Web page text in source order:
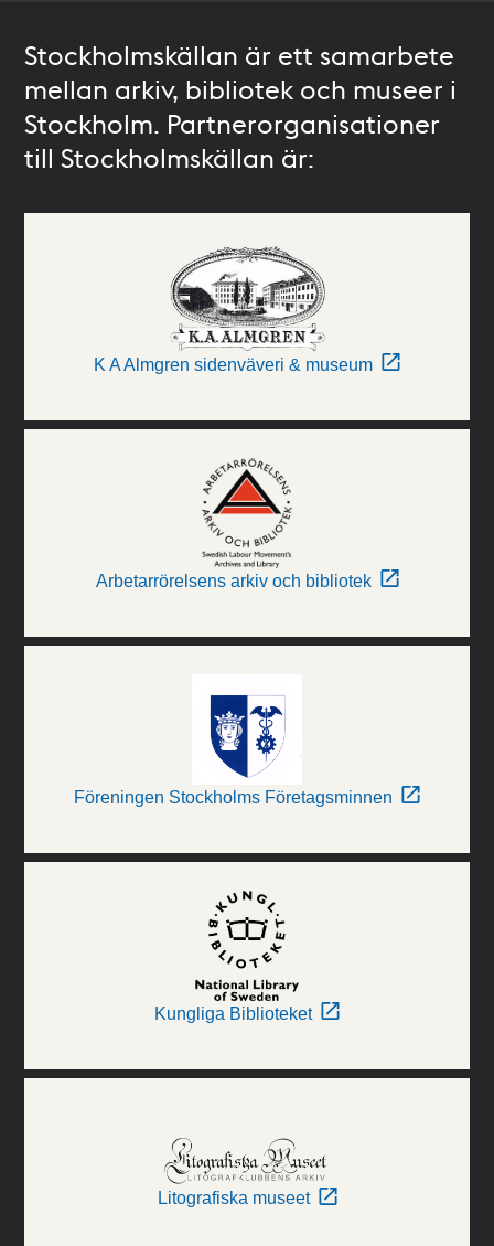
Stockholmskällan är ett samarbete
mellan arkiv, bibliotek och museer i
Stockholm. Partnerorganisationer
till Stockholmskällan är:
K A Almgren sidenväveri & museum
Arbetarrörelsens arkiv och bibliotek
Föreningen Stockholms Företagsminnen
Kungliga Biblioteket
Litografiska museet